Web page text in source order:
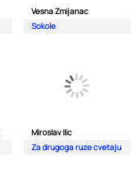
Vesna Zmijanac
Sokole
Miroslav Ilic
Za drugoga ruze cvetaju